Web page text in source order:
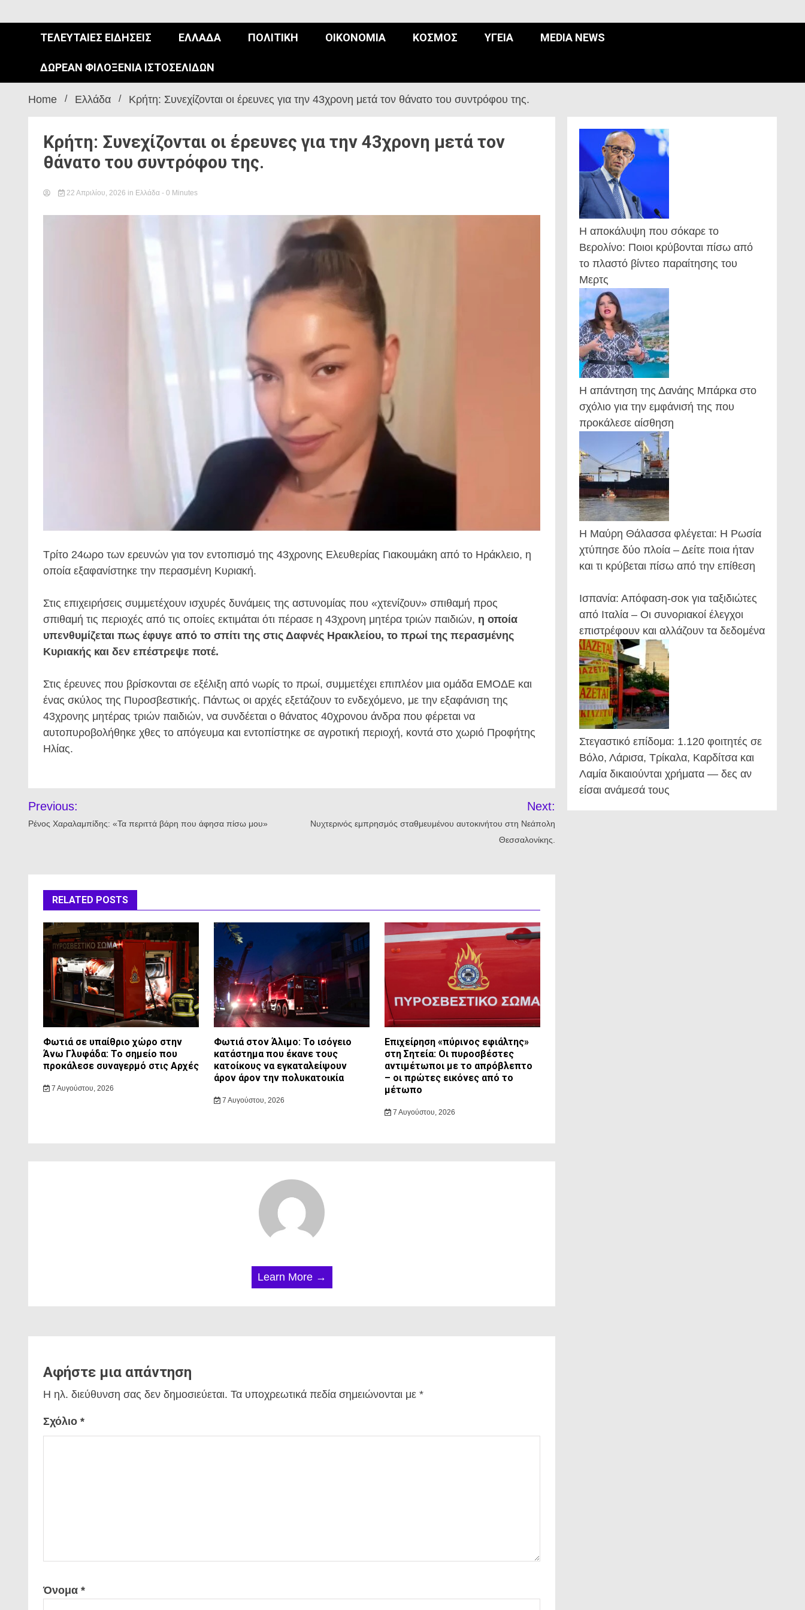
ΤΕΛΕΥΤΑΊΕΣ ΕΙΔΉΣΕΙΣ ΕΛΛΆΔΑ ΠΟΛΙΤΙΚΉ ΟΙΚΟΝΟΜΊΑ ΚΌΣΜΟΣ ΥΓΕΊΑ MEDIA NEWS
ΔΩΡΕΆΝ ΦΙΛΟΞΕΝΊΑ ΙΣΤΟΣΕΛΊΔΩΝ
Home Ελλάδα Κρήτη: Συνεχίζονται οι έρευνες για την 43χρονη μετά τον θάνατο του συντρόφου της.
Κρήτη: Συνεχίζονται οι έρευνες για την 43χρονη μετά τον
θάνατο του συντρόφου της.
22 Απριλίου, 2026 in Ελλάδα - 0 Minutes
Τρίτο 24ωρο των ερευνών για τον εντοπισμό της 43χρονης Ελευθερίας Γιακουμάκη από το Ηράκλειο, η
οποία εξαφανίστηκε την περασμένη Κυριακή.
Στις επιχειρήσεις συμμετέχουν ισχυρές δυνάμεις της αστυνομίας που «χτενίζουν» σπιθαμή προς
σπιθαμή τις περιοχές από τις οποίες εκτιμάται ότι πέρασε η 43χρονη μητέρα τριών παιδιών, η οποία
υπενθυμίζεται πως έφυγε από το σπίτι της στις Δαφνές Ηρακλείου, το πρωί της περασμένης
Κυριακής και δεν επέστρεψε ποτέ.
Στις έρευνες που βρίσκονται σε εξέλιξη από νωρίς το πρωί, συμμετέχει επιπλέον μια ομάδα ΕΜΟΔΕ και
ένας σκύλος της Πυροσβεστικής. Πάντως οι αρχές εξετάζουν το ενδεχόμενο, με την εξαφάνιση της
43χρονης μητέρας τριών παιδιών, να συνδέεται ο θάνατος 40χρονου άνδρα που φέρεται να
αυτοπυροβολήθηκε χθες το απόγευμα και εντοπίστηκε σε αγροτική περιοχή, κοντά στο χωριό Προφήτης
Ηλίας.
άρθρων
Previous:
Ρένος Χαραλαμπίδης: «Τα περιττά βάρη που άφησα πίσω μου»
Next:
Νυχτερινός εμπρησμός σταθμευμένου αυτοκινήτου στη Νεάπολη
Θεσσαλονίκης.
RELATED POSTS
Φωτιά σε υπαίθριο χώρο στην
Άνω Γλυφάδα: Το σημείο που
προκάλεσε συναγερμό στις Αρχές
7 Αυγούστου, 2026
Φωτιά στον Άλιμο: Το ισόγειο
κατάστημα που έκανε τους
κατοίκους να εγκαταλείψουν
άρον άρον την πολυκατοικία
7 Αυγούστου, 2026
Επιχείρηση «πύρινος εφιάλτης»
στη Σητεία: Οι πυροσβέστες
αντιμέτωποι με το απρόβλεπτο
– οι πρώτες εικόνες από το
μέτωπο
7 Αυγούστου, 2026
Learn More →
Αφήστε μια απάντηση
Η ηλ. διεύθυνση σας δεν δημοσιεύεται. Τα υποχρεωτικά πεδία σημειώνονται με *
Σχόλιο *
Όνομα *
Η αποκάλυψη που σόκαρε το
Βερολίνο: Ποιοι κρύβονται πίσω από
το πλαστό βίντεο παραίτησης του
Μερτς
Η απάντηση της Δανάης Μπάρκα στο
σχόλιο για την εμφάνισή της που
προκάλεσε αίσθηση
Η Μαύρη Θάλασσα φλέγεται: Η Ρωσία
χτύπησε δύο πλοία – Δείτε ποια ήταν
και τι κρύβεται πίσω από την επίθεση
Ισπανία: Απόφαση-σοκ για ταξιδιώτες
από Ιταλία – Οι συνοριακοί έλεγχοι
επιστρέφουν και αλλάζουν τα δεδομένα
Στεγαστικό επίδομα: 1.120 φοιτητές σε
Βόλο, Λάρισα, Τρίκαλα, Καρδίτσα και
Λαμία δικαιούνται χρήματα — δες αν
είσαι ανάμεσά τους